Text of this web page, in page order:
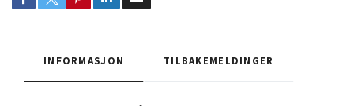
INFORMASJON TILBAKEMELDINGER